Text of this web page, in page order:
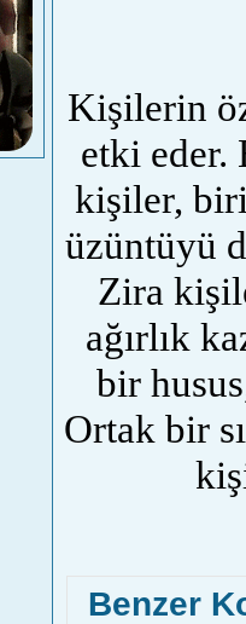
Kişilerin
etki
kişiler,
üzüntüyü
Zira
ağırlık
bir
Ortak bir
Benzer